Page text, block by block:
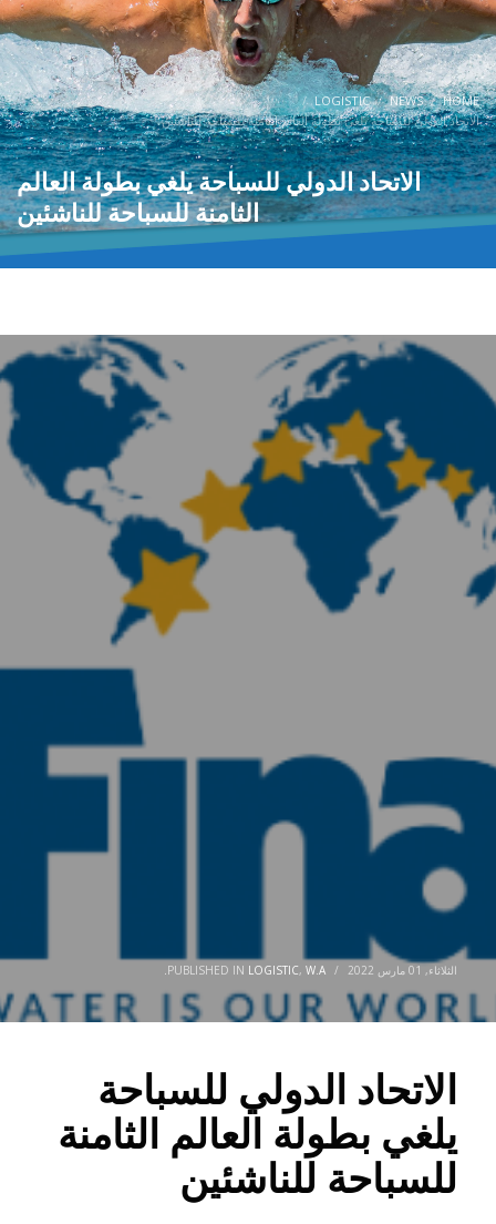
HOME
NEWS
LOGISTIC
الاتحاد الدولي للسباحة يلغي بطولة العالم الثامنة للسباحة للناشئين
الاتحاد الدولي للسباحة يلغي بطولة العالم
الثامنة للسباحة للناشئين
الثلاثاء, 01 مارس 2022 /
PUBLISHED IN LOGISTIC, W.A.
الاتحاد الدولي للسباحة
يلغي بطولة العالم الثامنة
للسباحة للناشئين